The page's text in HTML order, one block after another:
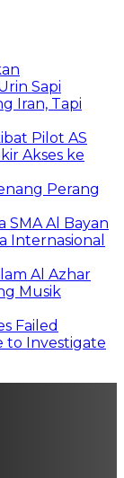
Sapi
Iran, Tapi
Pilot AS
Akses ke
Perang
SMA Al Bayan
Internasional
Al Azhar
Musik
Failed
to Investigate